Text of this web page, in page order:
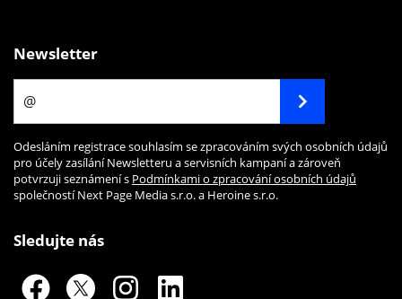
Newsletter
Odesláním registrace souhlasím se zpracováním svých osobních údajů
pro účely zasílání Newsletteru a servisních kampaní a zároveň
potvrzuji seznámení s Podmínkami o zpracování osobních údajů
společností Next Page Media s.r.o. a Heroine s.r.o.
Sledujte nás